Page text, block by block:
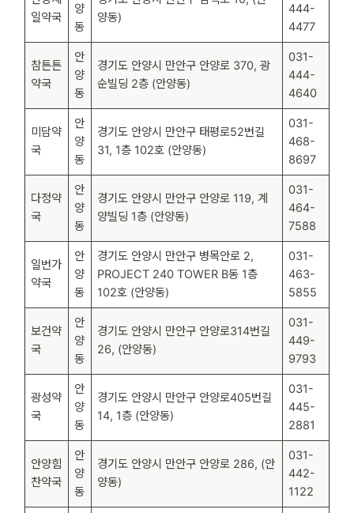
일약국
양
동
양동)
444-
4477
참튼튼
약국
안
양
동
경기도 안양시 만안구 안양로 370, 광
순빌딩 2층 (안양동)
031-
444-
4640
미담약
국
안
양
동
경기도 안양시 만안구 태평로52번길
31, 1층 102호 (안양동)
031-
468-
8697
다정약
국
안
양
동
경기도 안양시 만안구 안양로 119, 계
양빌딩 1층 (안양동)
031-
464-
7588
일번가
약국
안
양
동
경기도 안양시 만안구 병목안로 2,
PROJECT 240 TOWER B동 1층
102호 (안양동)
031-
463-
5855
보건약
국
안
양
동
경기도 안양시 만안구 안양로314번길
26, (안양동)
031-
449-
9793
광성약
국
안
양
동
경기도 안양시 만안구 안양로405번길
14, 1층 (안양동)
031-
445-
2881
안양힘
찬약국
안
양
동
경기도 안양시 만안구 안양로 286, (안
양동)
031-
442-
1122